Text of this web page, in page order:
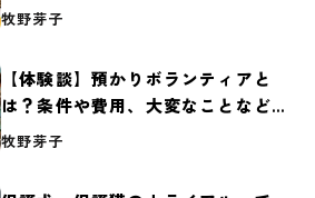
体の実態調査【保護犬・保護猫白書
牧野芽子
【体験談】預かりボランティアと
は？条件や費用、大変なことなど紹
介
牧野芽子